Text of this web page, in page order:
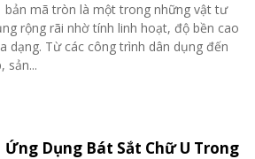
bản mã tròn là một trong những vật tư
rộng rãi nhờ tính linh hoạt, độ bền cao
dạng. Từ các công trình dân dụng đến
sản...
Ứng Dụng Bát Sắt Chữ U Trong